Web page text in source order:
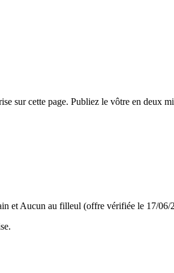
sur cette page. Publiez le vôtre en deux
et Aucun au filleul (offre vérifiée le 17/06/
.